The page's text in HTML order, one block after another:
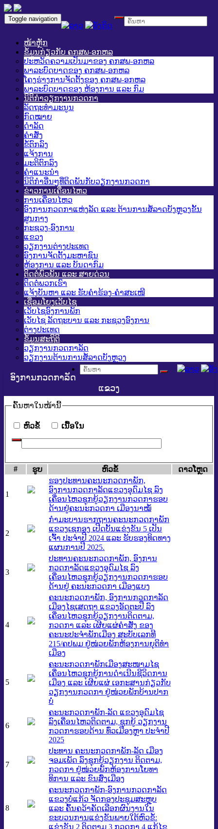
Toggle navigation
ໜ້າຫຼັກ
ຂໍ້ມູນກ່ຽວກັບ ຄກສພ-ອກຫລ
ປະຫວັດຄວາມເປັນມາຂອງ ຄກສພ-ອກຫລ
ພາລະບົດບາດຂອງ ຄກສພ-ອກຫລ
ໂຄງຮ່າງການຈັດຕັ້ງຂອງ ຄກສພ-ອກຫລ
ພາລະບົດບາດຂອງ ຫ້ອງການ ແລະ ກົມ
ນິຕິກໍາວຽກງານກວດກາ
ລັດຖະທໍາມະນູນ
ກົດໝາຍ
ດໍາລັດ
ຄໍາສັ່ງ
ຂໍ້ຕົກລົງ
ແຈ້ງການ
ມະຕິຕົກລົງ
ຄໍາແນະນໍາ
ນິຕິກໍາອື່ນໆທີ່ຕິດພັນກັບວຽກງານກວດກາ
ຂ່າວການເຄື່ອນໄຫວ
ການເຄື່ອນໄຫວ
ອົງການກວດກາແຫ່ງລັດ ແລະ ຕ້ານການສໍ້ລາດບັງຫຼວງຂັ້ນ
ສູນກາງ
ກະຊວງ-ອົງການ
ແຂວງ
ວຽກງານຕ່າງປະເທດ
ອົງການຈັດຕັ້ງມະຫາຊົນ
ຫ້ອງການ ແລະ ບັນດາກົມ
ຕິດຕໍ່ພົວພັນ ແລະ ສາຍດ່ວນ
ຕິດຕໍ່ພວກເຮົາ
ແຈ້ງບັນຫາ ແລະ ຮັບຄໍາຮ້ອງ-ຄໍາສະເໜີ
ເຊື່ອມໂຍງເວັບໄຊ
ເວັບໄຊອົງການພັກ
ເວັບໄຊ ລັດຖະບານ ແລະ ກະຊວງອົງການ
ຕ່າງປະເທດ
ຂໍ້ມູນສະຖິຕິ
ວຽກງານກວດກາລັດ
ວຽກງານຕ້ານການສໍ້ລາດບັງຫຼວງ
ອົງການກວດກາລັດ
ແຂວງ
ຄົ້ນ​ຫາ​ໃນ​ໜ້ານີ້
​ຫົວ​ຂໍ້ ​ເນື້ອ​ໃນ
# ຮູບ ​ຫົວ​ຂໍ້ ດາວ​ໂຫຼດ
1
ຮອງປະທານຄະນະກວດກາພັກ,
ອົງການກວດກາລັດແຂວງອຸດົມໄຊ ລົງ
ເຄື່ອນໄຫວຊຸກຍູ້ວຽກງານກວດກາຮອບ
ດ້ານຢູ່ຄະນະກວດກາ ເມືອງນາໝໍ້
2
ກໍາມະບານຮາກຖານຄະນະກວດກາພັກ
ແຂວງເຊກອງ ເປີດບັ້ນແຂ່ງຂັນ 5 ເປັນ
ເຈົ້າ ປະຈໍາປີ 2024 ແລະ ຮັບຮອງທິດທາງ
ແຜນການປີ 2025.
3
ປະທານຄະນະກວດກາພັກ, ອົງການ
ກວດກາລັດແຂວງອຸດົມໄຊ ລົງ
ເຄື່ອນໄຫວຊຸກຍູ້ວຽກງານກວດກາຮອບ
ດ້ານຢູ່ ຄະນະກວດກາ ເມືອງແບງ
4
ຄະນະກວດກາພັກ, ອົງການກວດກາລັດ
ເມືອງໄຊເສດຖາ ແຂວງອັດຕະປື ລົງ
ເຄື່ອນໄຫວຊຸກຍູ້ວຽກງານຕິດຕາມ,
ກວດກາ ແລະ ເຜີຍແຜ່ຄໍາສັ່ງ ຂອງ
ຄະນະປະຈໍາພັກເມືອງ ສະບັບເລກທີ
215/ຄປພມ ຢູ່ໜ່ວຍພັກຫ້ອງການຍຸຕິທໍາ
ເມືອງ
5
ຄະນະກວດກາພັກເມືອງສະໜາມໄຊ
ເຄື່ອນໄຫວຊຸກຍູ້ການດໍາເນີນຊີວິດການ
ເມືອງ ແລະ ເຜີຍແຜ່ ເອກະສານກ່ຽວກັບ
ວຽກງານກວດກາ ຢູ່ໜ່ວຍພັກບ້ານປາກ
ບໍ່
6
ຄະນະກວດກາພັກ-ລັດ ແຂວງອຸດົມໄຊ
ລົງເຄື່ອນໄຫວຕິດຕາມ, ຊຸກຍູ້ ວຽກງານ
ກວດກາຮອບດ້ານ ທົ່ວເມືອງຫຼາ ປະຈໍາປີ
2025
7
ປະທານ ຄະນະກວດກາພັກ-ລັດ ເມືອງ
ຈອມເພັດ ລົງຊຸກຍູ້ວຽກງານ ຕິດຕາມ,
ກວດກາ ຢູ່ໜ່ວຍພັກຫ້ອງການໂຍທາ
ທິການ ແລະ ຂົນສົ່ງເມືອງ
8
ຄະນະກວດກາພັກ-ອົງການກວດກາລັດ
ແຂວງບໍ່ແກ້ວ ຈັດກອງປະຊຸມສະຫຼຸບ
ແລະ ຄົ້ນຄວ້າຄັດເລືອກຜົນງານໃນ
ຂະບວນການແຂ່ງຂັນພາຍໃຕ້ຫົວຂໍ້:
ແຂ່ງຂັນ 2 ຕິດຕາມ 3 ກວດກາ 4 ແກ້ໄຂ